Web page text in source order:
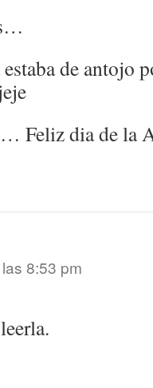
de antojo
Feliz dia de la
8:53 pm